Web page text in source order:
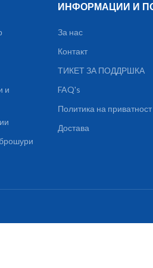
и
ИНФОРМАЦИИ И
За нас
Контакт
ТИКЕТ ЗА ПОДДРШКА
FAQ's
Политика на приватност
Достава